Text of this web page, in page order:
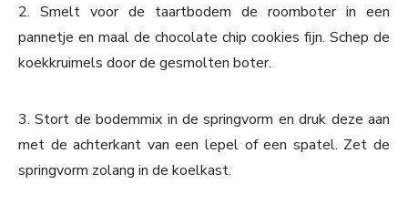
2. Smelt voor de taartbodem de roomboter in een
pannetje en maal de chocolate chip cookies fijn. Schep de
koekkruimels door de gesmolten boter.
3. Stort de bodemmix in de springvorm en druk deze aan
met de achterkant van een lepel of een spatel. Zet de
springvorm zolang in de koelkast.